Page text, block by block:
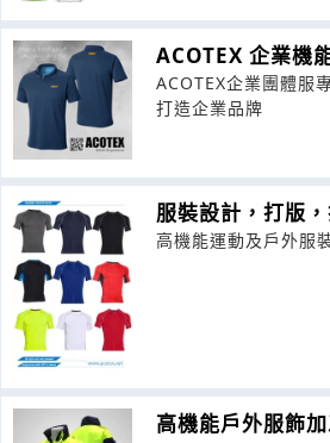
ACOTEX 企業機
ACOTEX企業團體服
打造企業品牌
服裝設計，打版
高機能運動及戶外服
高機能戶外服飾